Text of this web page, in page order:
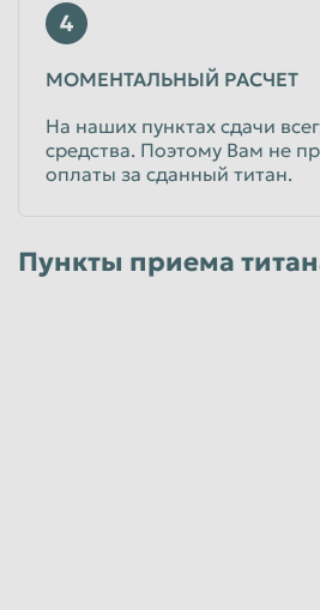
4
МОМЕНТАЛЬНЫЙ РАСЧЕТ
На наших пунктах сдачи
средства. Поэтому Вам не
оплаты за сданный титан.
Пункты приема